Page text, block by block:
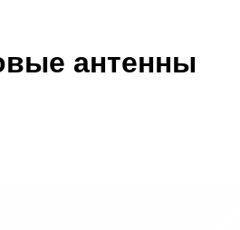
антенны